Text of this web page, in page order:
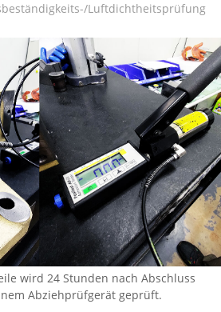
Luftdichtheitsprüfung
wird 24 Stunden nach Abschluss
Abziehprüfgerät geprüft.
& Werkzeuge
für die Herstellung von
für die
mehrerer